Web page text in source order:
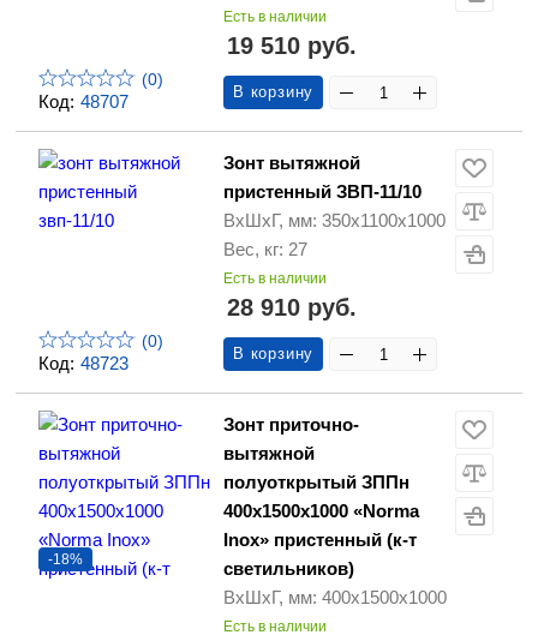
Код: 48707
(0)
Есть в наличии
19 510 руб.
В корзину
Код: 48723
(0)
Зонт вытяжной
пристенный ЗВП-11/10
ВхШхГ, мм: 350х1100х1000
Вес, кг: 27
Есть в наличии
28 910 руб.
В корзину
-18%
Зонт приточно-
вытяжной
полуоткрытый ЗППн
400х1500х1000 «Norma
Inox» пристенный (к-т
светильников)
ВхШхГ, мм: 400х1500х1000
Есть в наличии